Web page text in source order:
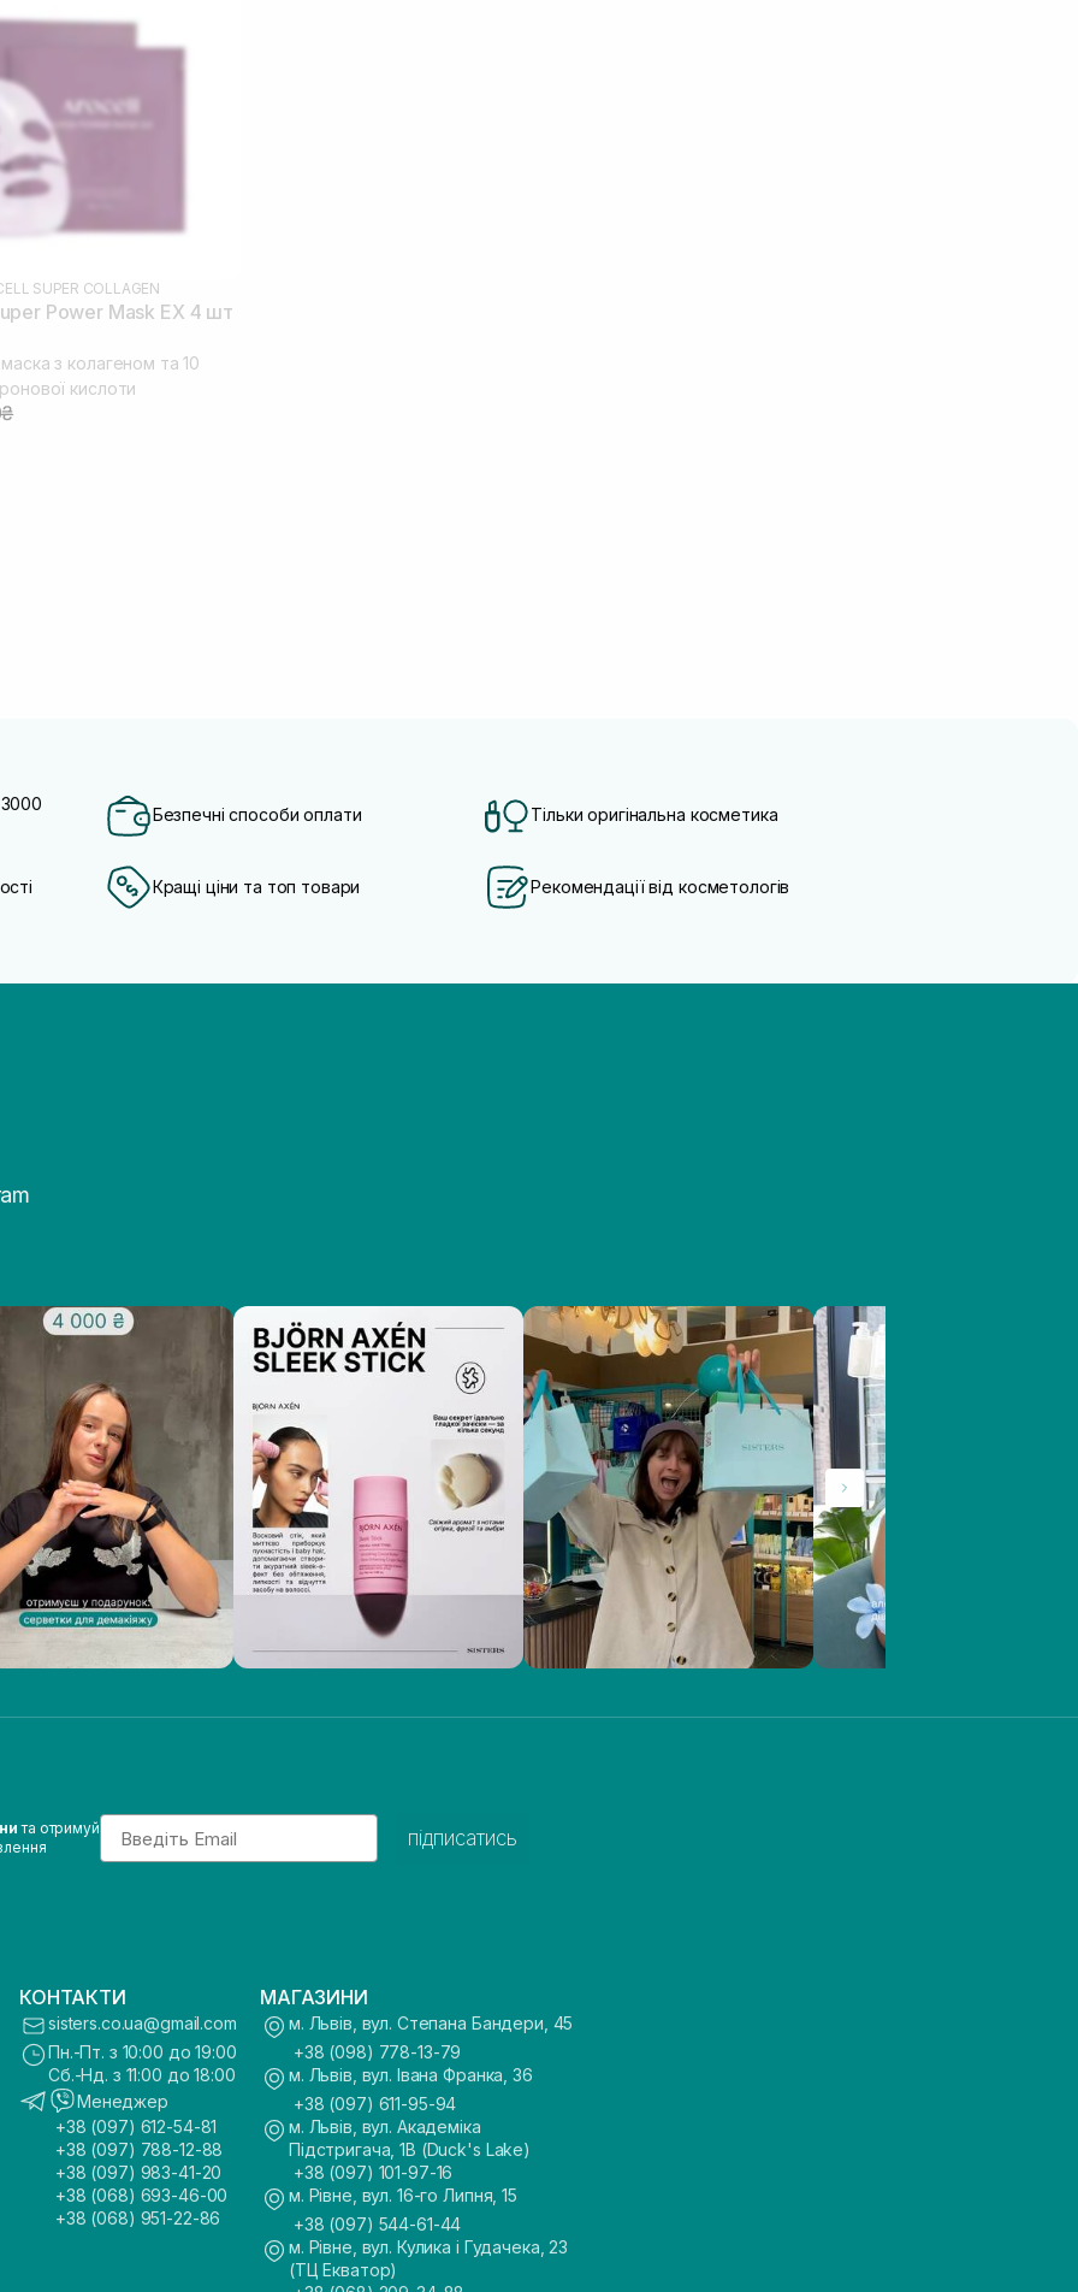
SUPER COLLAGEN
Power Mask EX 4 шт
з колагеном та 10
кислоти
Безпечні способи оплати Тільки оригінальна косметика
Кращі ціни та топ товари Рекомендації від косметологів
та отримуйEmail
підписатись
КОНТАКТИ
sisters.co.ua@gmail.com
Пн.-Пт. з 10:00 до 19:00
Сб.-Нд. з 11:00 до 18:00
Менеджер
+38 (097) 612-54-81
+38 (097) 788-12-88
+38 (097) 983-41-20
+38 (068) 693-46-00
+38 (068) 951-22-86
МАГАЗИНИ
м. Львів, вул. Степана Бандери, 45
+38 (098) 778-13-79
м. Львів, вул. Івана Франка, 36
+38 (097) 611-95-94
м. Львів, вул. Академіка
Підстригача, 1В (Duck's Lake)
+38 (097) 101-97-16
м. Рівне, вул. 16-го Липня, 15
+38 (097) 544-61-44
м. Рівне, вул. Кулика і Гудачека, 23
(ТЦ Екватор)